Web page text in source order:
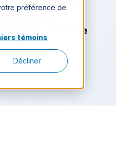
préférence de
témoins
Décliner
et ressources
vos
médicale